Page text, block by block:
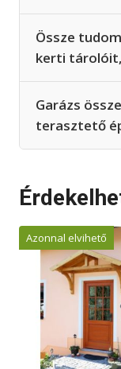
Össze
kerti
Garázs
terasztető
Azonnal elvihető